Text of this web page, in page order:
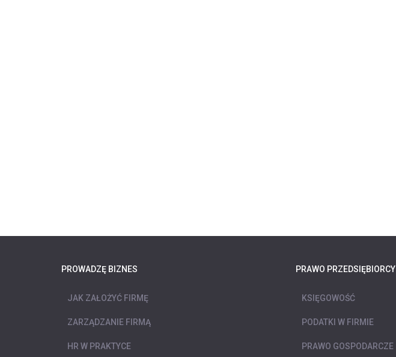
PROWADZĘ BIZNES
JAK ZAŁOŻYĆ FIRMĘ
ZARZĄDZANIE FIRMĄ
HR W PRAKTYCE
PRAWO PRZEDSIĘBIORCY
KSIĘGOWOŚĆ
PODATKI W FIRMIE
PRAWO GOSPODARCZE